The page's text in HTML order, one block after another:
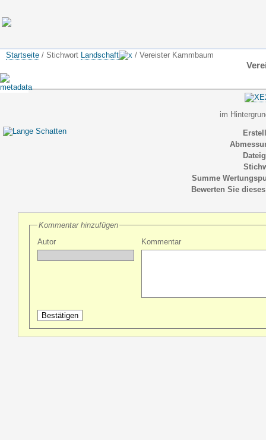
Startseite / Stichwort Landschaft / Vereister Kammbaum
im
Summe
Bewerten Sie
Kommentar hinzufügen
Autor
Kommentar